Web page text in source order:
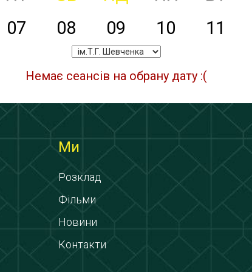
07 08 09 10 11
Немає сеансів на обрану дату :(
Ми
Розклад
Фільми
Новини
Контакти